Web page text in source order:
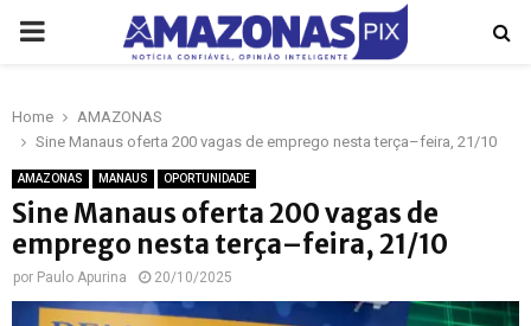
PRIMARY
Home
AMAZONAS
Sine Manaus oferta 200 vagas de emprego nesta terça–feira, 21/10
AMAZONAS MANAUS OPORTUNIDADE
Sine Manaus oferta 200 vagas de
emprego nesta terça–feira, 21/10
por Paulo Apurina 20/10/2025